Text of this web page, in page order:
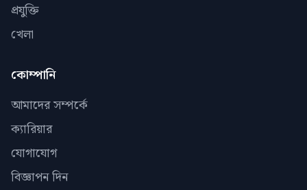
প্রযুক্তি
খেলা
কোম্পানি
আমাদের সম্পর্কে
ক্যারিয়ার
যোগাযোগ
বিজ্ঞাপন দিন